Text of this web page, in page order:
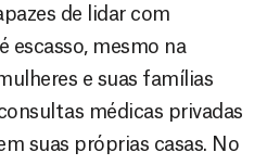
de lidar com
escasso, mesmo na
e suas famílias
médicas privadas
suas próprias casas. No